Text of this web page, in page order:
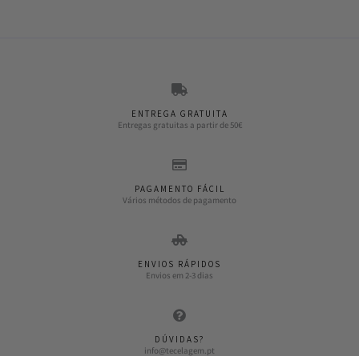
ENTREGA GRATUITA
Entregas gratuitas a partir de 50€
PAGAMENTO FÁCIL
Vários métodos de pagamento
ENVIOS RÁPIDOS
Envios em 2-3 dias
DÚVIDAS?
info@tecelagem.pt